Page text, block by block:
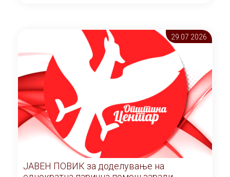
29.07 2026
ЈАВЕН ПОВИК за доделување на